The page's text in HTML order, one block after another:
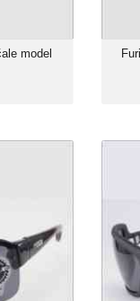
model
model
X-Sport
TR-90